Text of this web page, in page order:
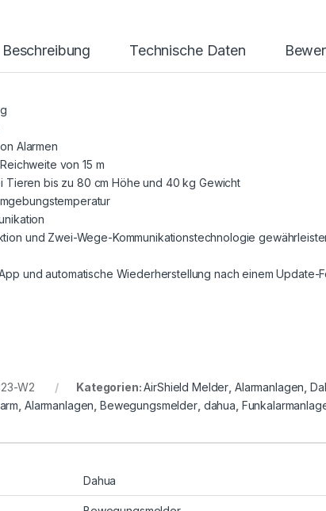
Beschreibung Technische Daten
Alarmen
von 15 m
Tieren bis zu 80 cm Höhe und 40 kg Gewicht
und Zwei-Wege-Kommunikationstechnologie
und automatische Wiederherstellung nach einem Update-
W2 Kategorien:AirShield Melder, Alarmanlagen,
, Alarmanlagen, Bewegungsmelder, dahua,
Dahua